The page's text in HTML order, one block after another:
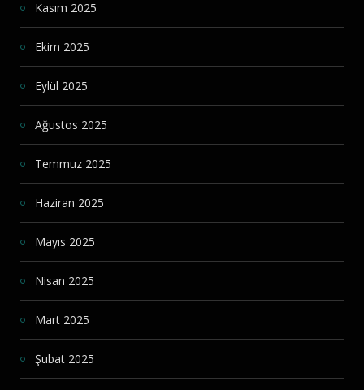
Kasım 2025
Ekim 2025
Eylül 2025
Ağustos 2025
Temmuz 2025
Haziran 2025
Mayıs 2025
Nisan 2025
Mart 2025
Şubat 2025